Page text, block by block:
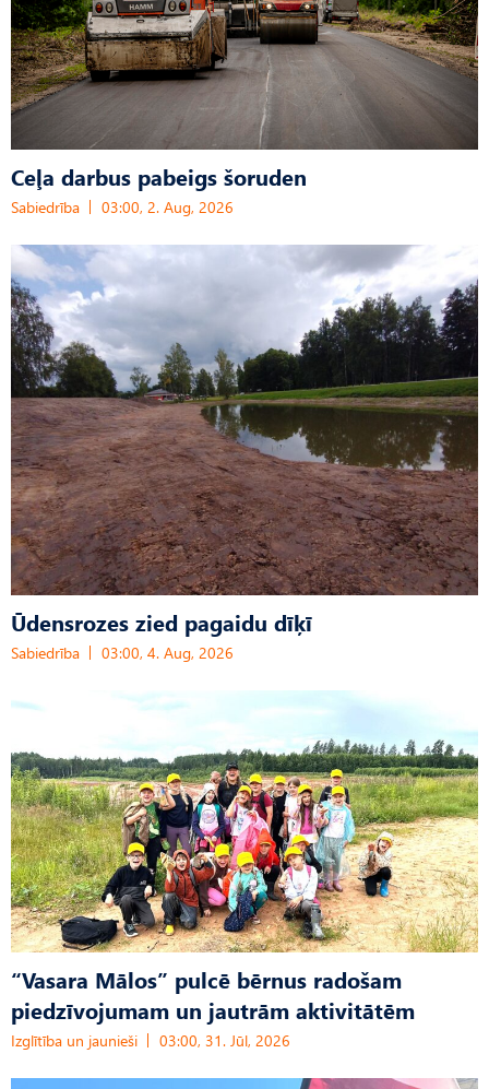
Ceļa darbus pabeigs šoruden
Sabiedrība 03:00, 2. Aug, 2026
Ūdensrozes zied pagaidu dīķī
Sabiedrība 03:00, 4. Aug, 2026
“Vasara Mālos” pulcē bērnus radošam
piedzīvojumam un jautrām aktivitātēm
Izglītība un jaunieši 03:00, 31. Jūl, 2026